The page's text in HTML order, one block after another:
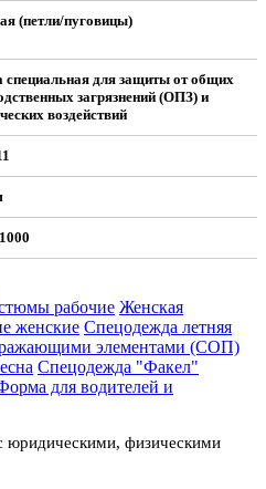
(петли/пуговицы)
специальная для защиты от общих
загрязнений (ОПЗ) и
воздействий
рабочие Женская
женские Спецодежда летняя
элементами (СОП)
Спецодежда "Факел"
для водителей и
физическими